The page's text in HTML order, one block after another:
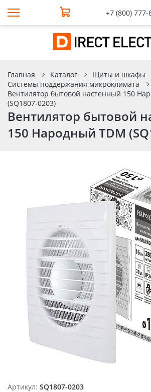
+7 (800) 777-
Главная Каталог
Щиты и шкафы
Системы поддержания микроклимата
Вентилятор бытовой настенный 150
(SQ1807-0203)
Вентилятор бытовой
150 Народный TDM
Артикул: SQ1807-0203